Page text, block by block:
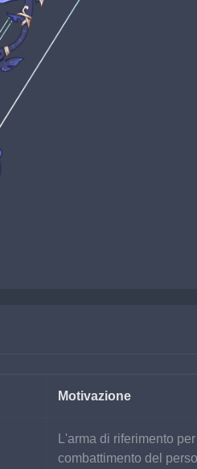
Motivazione
L'arma di riferimento per
combattimento del